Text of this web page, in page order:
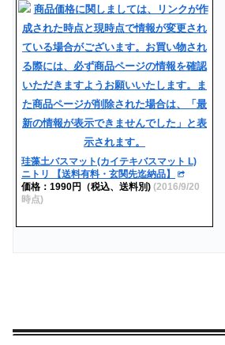
珪藻土バスマット(カイテキバスマット L)
ニトリ 【送料有料・玄関先迄納品】
価格：1990円（税込、送料別) (2016/9/20
時点)